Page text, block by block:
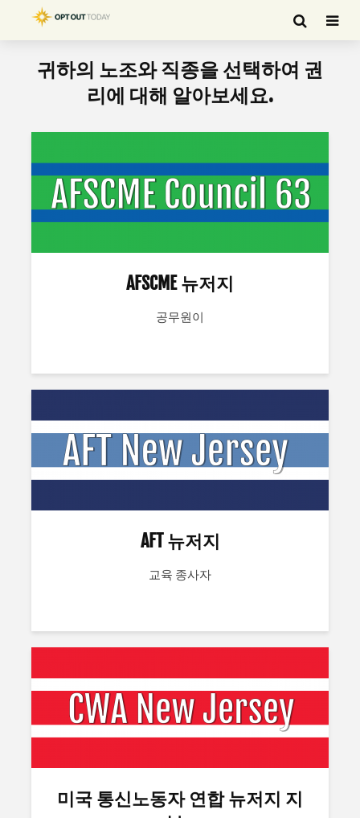
귀하의 노조와 직종을 선택하여 권
리에 대해 알아보세요.
AFSCME 뉴저지
공무원이
AFT 뉴저지
교육 종사자
미국 통신노동자 연합 뉴저지 지